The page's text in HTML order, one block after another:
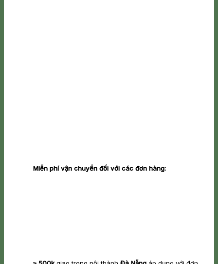
Miễn phí vận chuyển đối với các đơn hàng: